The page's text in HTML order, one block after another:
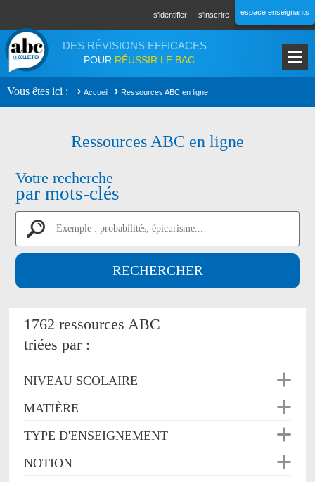
s'identifier s'inscrire espace enseignants
DES RÉVISIONS EFFICACES
POUR RÉUSSIR LE BAC
Vous êtes ici Accueil Ressources ABC en ligne
Ressources ABC en ligne
Votre recherche
par mots-clés
1762 ressources ABC
triées par :
NIVEAU SCOLAIRE
MATIÈRE
TYPE D'ENSEIGNEMENT
NOTION